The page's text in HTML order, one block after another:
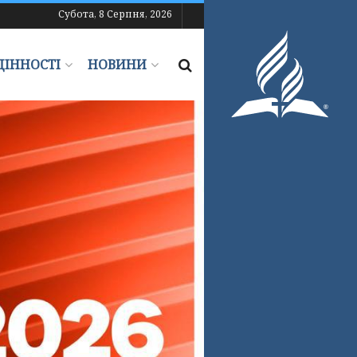
Субота, 8 Серпня, 2026
НОВИНИ